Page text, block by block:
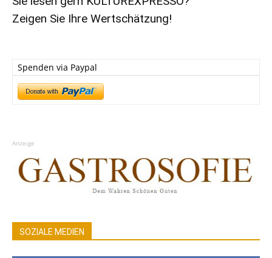
Zeigen Sie Ihre Wertschätzung!
Spenden via Paypal
Anzeige
SOZIALE MEDIEN